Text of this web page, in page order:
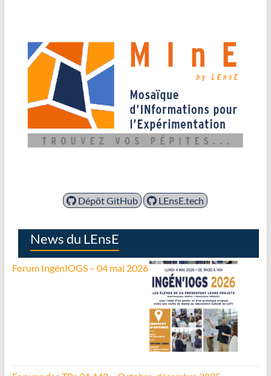
Dépôt GitHub LEnsE.tech
News du LEnsE
Forum IngénIOGS – 04 mai 2026